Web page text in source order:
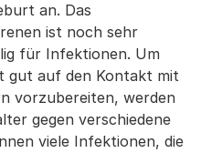
an. Das
ist noch sehr
für Infektionen. Um
gut auf den Kontakt mit
vorzubereiten, werden
gegen verschiedene
viele Infektionen, die